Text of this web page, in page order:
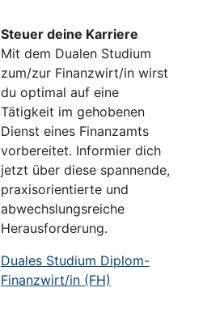
Steuer deine Karriere
Mit dem Dualen Studium
zum/zur Finanzwirt/in wirst
du optimal auf eine
Tätigkeit im gehobenen
Dienst eines Finanzamts
vorbereitet. Informier dich
jetzt über diese spannende,
praxisorientierte und
abwechslungsreiche
Herausforderung.
Duales Studium Diplom-
Finanzwirt/in (FH)